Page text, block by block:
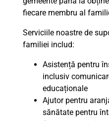
fiecare membru al
Serviciile noastre de
familiei includ:
Asistență pentru
inclusiv
educaționale
Ajutor pentru
sănătate pentru